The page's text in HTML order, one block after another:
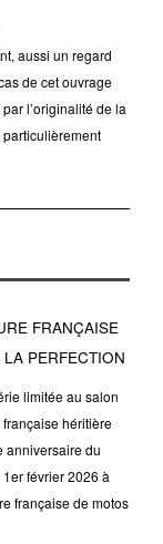
aussi un regard
de cet ouvrage
l’originalité de la
FRANÇAISE
LA PERFECTION
limitée au salon
héritière
anniversaire du
février 2026 à
française de motos